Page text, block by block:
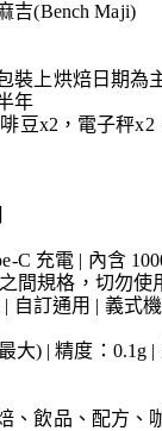
吉(Bench Maji)
裝上烘焙日期為
年
豆x2，電子秤x2
C 充電 | 內含
間規格，切勿
自訂通用 | 義式
大) | 精度：0.1g |
、飲品、配方、